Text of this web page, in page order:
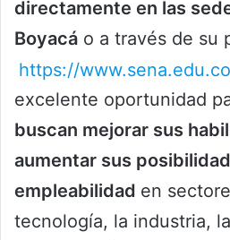
directamente en las
Boyacá o a través de su
https://
excelente oportunidad
buscan mejorar sus
aumentar sus
empleabilidad en
tecnología, la industria,